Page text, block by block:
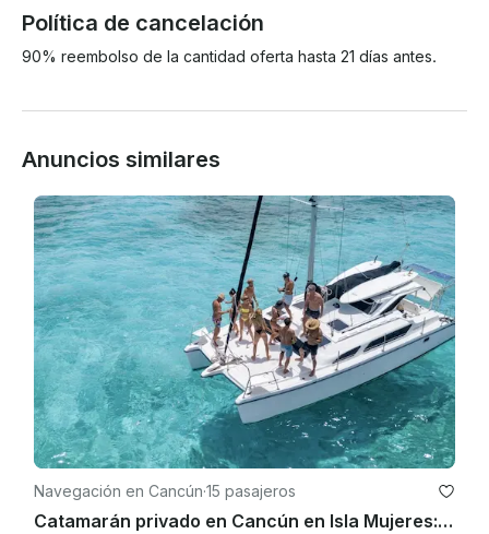
Política de cancelación
90% reembolso de la cantidad oferta hasta 21 días antes.
Anuncios similares
Navegación en Cancún·15 pasajeros
Catamarán privado en Cancún en Isla Mujeres: bar abierto, almuerzo para bucear y diversión